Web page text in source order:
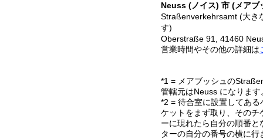
Neuss (ノイス) 市 (メアブ
Straßenverkehrsamt (大き
す)
Oberstraße 91, 41460
営業時間やその他の詳細は
*1 = メアブッシュの
管轄元はNeuss になります
*2 = 待合室に設置してあ
ケットをまず取り、その
ーに現れたら自分の順番
ターの自分の番号の横に